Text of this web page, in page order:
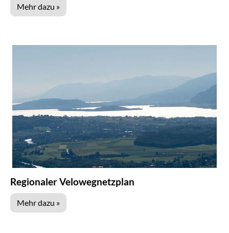
Mehr dazu »
Regionaler Velowegnetzplan
Mehr dazu »